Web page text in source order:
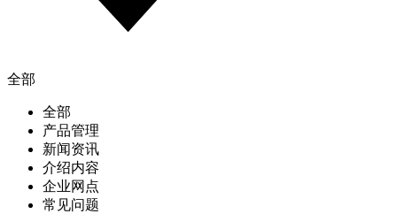
全部
全部
产品管理
新闻资讯
介绍内容
企业网点
常见问题